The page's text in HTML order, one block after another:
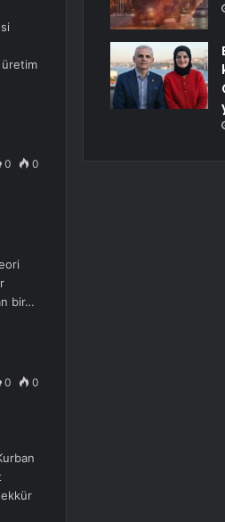
üretim
0 0
bir…
0 0